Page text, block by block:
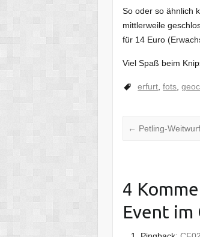
So oder so ähnlich
mittlerweile
für 14 Euro
Viel Spaß beim
erfurt,fots,
← Petling-
4
Event im